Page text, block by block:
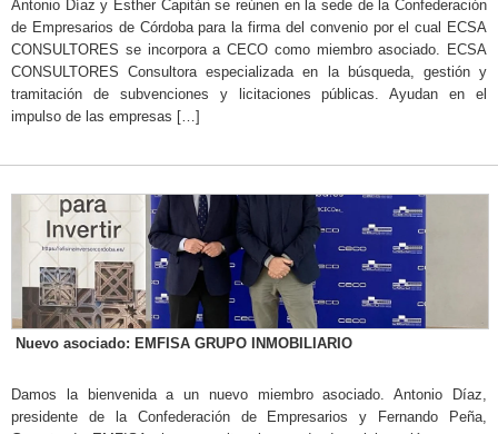
Antonio Díaz y Esther Capitán se reúnen en la sede de la Confederación
de Empresarios de Córdoba para la firma del convenio por el cual ECSA
CONSULTORES se incorpora a CECO como miembro asociado. ECSA
CONSULTORES Consultora especializada en la búsqueda, gestión y
tramitación de subvenciones y licitaciones públicas. Ayudan en el
impulso de las empresas […]
Nuevo asociado: EMFISA GRUPO INMOBILIARIO
Damos la bienvenida a un nuevo miembro asociado. Antonio Díaz,
presidente de la Confederación de Empresarios y Fernando Peña,